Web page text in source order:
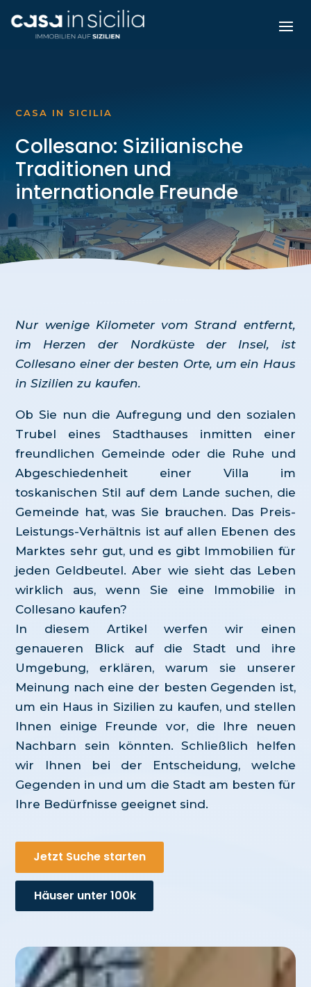
CASA IN SICILIA
Collesano: Sizilianische
Traditionen und
internationale Freunde
Nur wenige Kilometer vom Strand entfernt,
im Herzen der Nordküste der Insel, ist
Collesano einer der besten Orte, um ein Haus
in Sizilien zu kaufen.
Ob Sie nun die Aufregung und den sozialen
Trubel eines Stadthauses inmitten einer
freundlichen Gemeinde oder die Ruhe und
Abgeschiedenheit einer Villa im
toskanischen Stil auf dem Lande suchen, die
Gemeinde hat, was Sie brauchen. Das Preis-
Leistungs-Verhältnis ist auf allen Ebenen des
Marktes sehr gut, und es gibt Immobilien für
jeden Geldbeutel. Aber wie sieht das Leben
wirklich aus, wenn Sie eine Immobilie in
Collesano kaufen?
In diesem Artikel werfen wir einen
genaueren Blick auf die Stadt und ihre
Umgebung, erklären, warum sie unserer
Meinung nach eine der besten Gegenden ist,
um ein Haus in Sizilien zu kaufen, und stellen
Ihnen einige Freunde vor, die Ihre neuen
Nachbarn sein könnten. Schließlich helfen
wir Ihnen bei der Entscheidung, welche
Gegenden in und um die Stadt am besten für
Ihre Bedürfnisse geeignet sind.
Jetzt Suche starten
Häuser unter 100k